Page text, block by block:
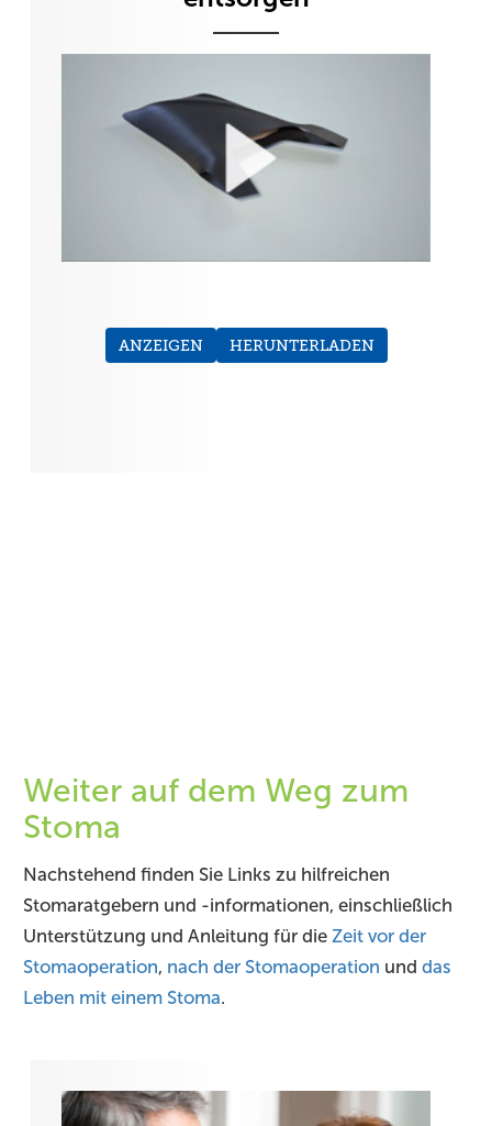
ANZEIGEN HERUNTERLADEN
Weiter auf dem Weg zum
Stoma
Nachstehend finden Sie Links zu hilfreichen
Stomaratgebern und -informationen, einschließlich
Unterstützung und Anleitung für die Zeit vor der
Stomaoperation, nach der Stomaoperation und das
Leben mit einem Stoma.